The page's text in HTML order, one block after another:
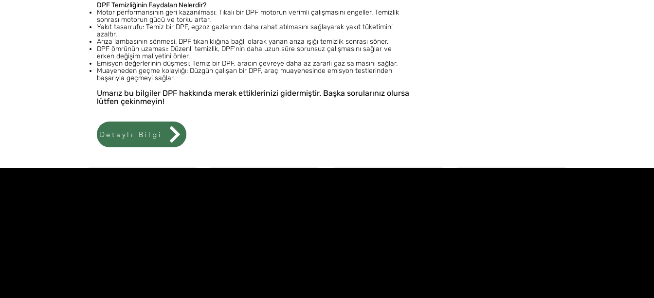
DPF Temizliğinin Faydaları Nelerdir?
Motor performansının geri kazanılması: Tıkalı bir DPF motorun verimli çalışmasını engeller. Temizlik
sonrası motorun gücü ve torku artar.
Yakıt tasarrufu: Temiz bir DPF, egzoz gazlarının daha rahat atılmasını sağlayarak yakıt tüketimini
azaltır.
Arıza lambasının sönmesi: DPF tıkanıklığına bağlı olarak yanan arıza ışığı temizlik sonrası söner.
DPF ömrünün uzaması: Düzenli temizlik, DPF'nin daha uzun süre sorunsuz çalışmasını sağlar ve
erken değişim maliyetini önler.
Emisyon değerlerinin düşmesi: Temiz bir DPF, aracın çevreye daha az zararlı gaz salmasını sağlar.
Muayeneden geçme kolaylığı: Düzgün çalışan bir DPF, araç muayenesinde emisyon testlerinden
başarıyla geçmeyi sağlar.
Umarız bu bilgiler DPF hakkında merak ettiklerinizi gidermiştir. Başka sorularınız olursa
lütfen çekinmeyin!
Detaylı Bilgi